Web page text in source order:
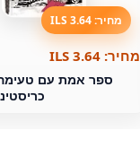
מחיר: 3.64 ILS
מחיר: 3.64 ILS
ספר אמת עם